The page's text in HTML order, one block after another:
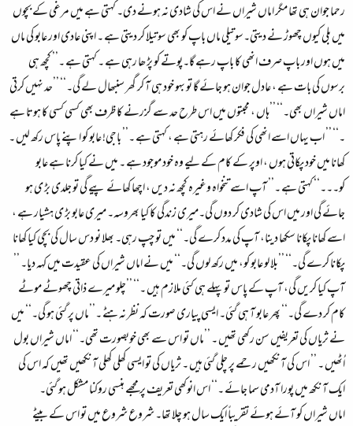
رحما جوان ہی تھا مگر اماں شیراں نے اس کی شادی نہ ہونے دی۔ کہتی ہے میں مرغی کے بچوں
میں بلی کیوں چھوڑ نے دیتی۔سوتیلی ماں باپ کو بھی سوتیلا کر دیتی ہے ۔ اپنی عادی اور عابو کی ماں
میں ہوں اور باپ صرف انھی کا باپ رہے گا۔پوتے کو پڑ ھا رہی ہے ۔ کہتی ہے ۔’’ کچھ ہی
برسوں کی بات ہے ، عادل جوان ہو جائے گا تو بہو خود ہی آ کر گھر سنبھال لے گی۔‘‘ ’’حد نہیں کرتی
اماں شیراں بھی۔‘‘ ’’ہاں ، محبتوں میں اس طرح حد سے گزرنے کا ظرف بھی کسی کسی کا ہوتا ہے
۔‘‘ ’’ اب یہاں اسے انھی کی فکر کھائے رہتی ہے ، کہتی ہے ۔’’ باجی! عابو کو اپنے پاس رکھ لیں ۔
کھانا میں خود پکاتی ہوں ، اوپر کے کام کے لیے وہ خود موجود ہے ۔ میں نے کیا کرنا ہے عابو
کو۔۔۔‘‘ کہتی ہے ۔’’ آپ اسے تنخواہ وغیرہ کچھ نہ دیں ، اچھا کھائے پیے گی تو جلدی بڑ ی ہو
جائے گی اور میں اس کی شادی کر دوں گی۔میری زندگی کا کیا بھروسہ۔ میری عابو بڑ ی ہشیار ہے ،
اسے کھانا پکانا سکھا دینا، آپ کی مدد کرے گی۔‘‘ میں تو چپ رہی۔ بھلا نو دس سال کی بچی کیا کھانا
پکانا کرے گی۔‘‘ ’’بلا لو عابو کو، میں رکھ لوں گی۔‘‘ میں نے اماں شیراں کی عقیدت میں کہہ دیا۔ ’’
آپ کیا کریں گی، آپ کے پاس تو پہلے ہی کئی ملازم ہیں ۔‘‘ ’’چلو میرے ذاتی چھوٹے موٹے
کام کر دے گی۔‘‘ پھر عابو آ ہی گئی۔ ایسی پیاری صورت کہ نظر نہ ہٹے ۔’’ماں پر گئی ہو گی۔‘‘ میں
نے ثریاں کی تعریفیں سن رکھی تھیں ۔ ’’ماں تو اس سے بھی خوبصورت تھی۔‘‘ اماں شیراں بول
اُٹھیں ۔ ’’ اس کی آنکھیں رحمے پر چلی گئی ہیں ۔ ثریاں کی تو ایسی کھلی کھلی آنکھیں تھیں کہ اس کی
ایک آنکھ میں پورا آدمی سما جائے ۔‘‘ اس انوکھی تعریف پر مجھے ہنسی روکنا مشکل ہو گئی۔
اماں شیراں کو آئے ہوئے تقریباً ایک سال ہو چلا تھا۔ شروع شروع میں تو اس کے بیٹے